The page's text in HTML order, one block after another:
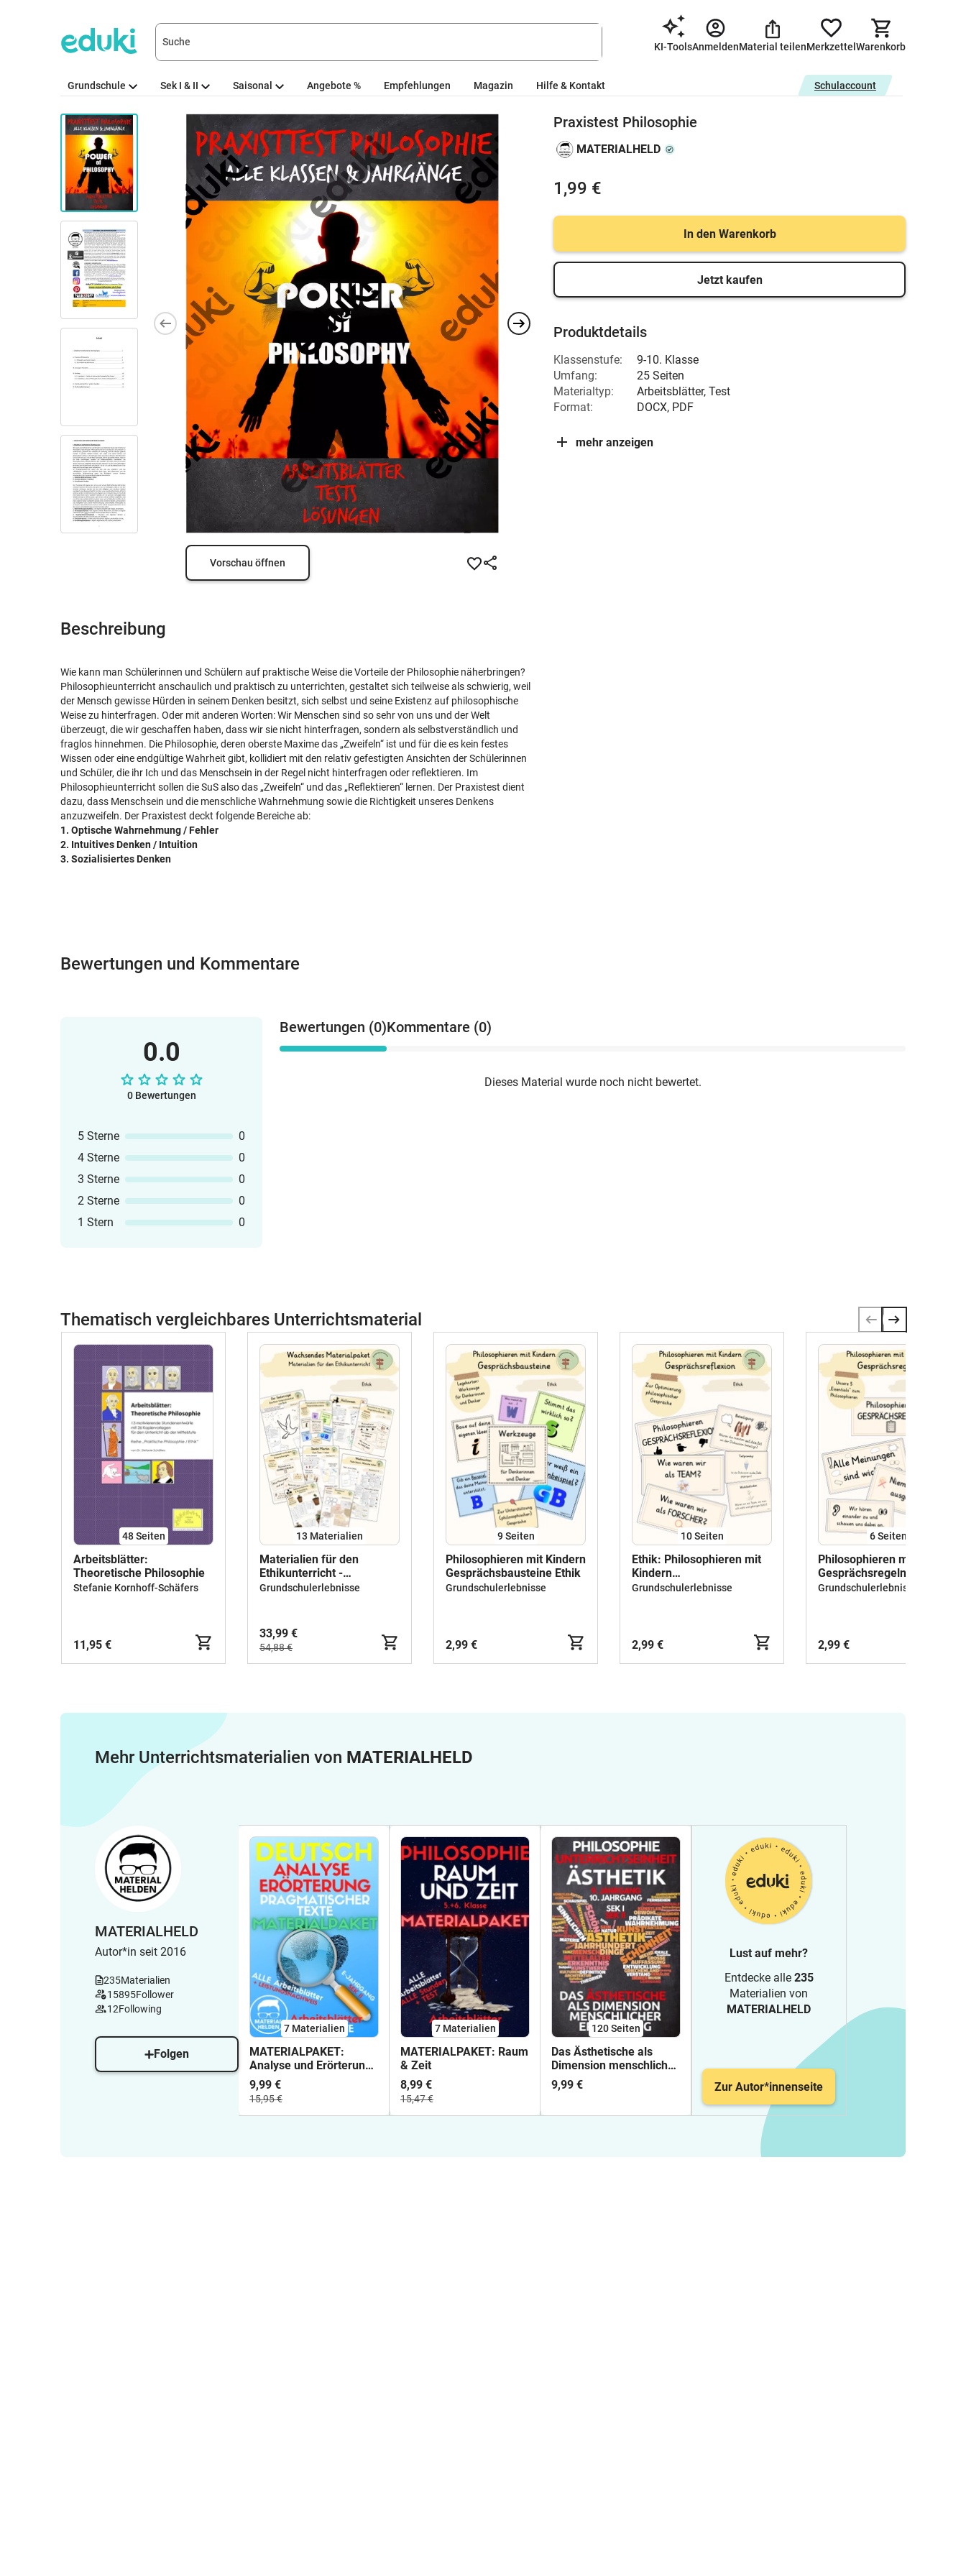
KI-ToolsAnmeldenMaterial teilenMerkzettel Warenkorb
Grundschule Sek I & II Saisonal Angebote % Empfehlungen Magazin Hilfe & Kontakt Schulaccount
Vorschau öffnen
Beschreibung
Wie kann man Schülerinnen und Schülern auf praktische Weise die Vorteile der Philosophie näherbringen?
Philosophieunterricht anschaulich und praktisch zu unterrichten, gestaltet sich teilweise als schwierig, weil
der Mensch gewisse Hürden in seinem Denken besitzt, sich selbst und seine Existenz auf philosophische
Weise zu hinterfragen. Oder mit anderen Worten: Wir Menschen sind so sehr von uns und der Welt
überzeugt, die wir geschaffen haben, dass wir sie nicht hinterfragen, sondern als selbstverständlich und
fraglos hinnehmen. Die Philosophie, deren oberste Maxime das „Zweifeln“ ist und für die es kein festes
Wissen oder eine endgültige Wahrheit gibt, kollidiert mit den relativ gefestigten Ansichten der Schülerinnen
und Schüler, die ihr Ich und das Menschsein in der Regel nicht hinterfragen oder reflektieren. Im
Philosophieunterricht sollen die SuS also das „Zweifeln“ und das „Reflektieren“ lernen. Der Praxistest dient
dazu, dass Menschsein und die menschliche Wahrnehmung sowie die Richtigkeit unseres Denkens
anzuzweifeln. Der Praxistest deckt folgende Bereiche ab:
1. Optische Wahrnehmung / Fehler
2. Intuitives Denken / Intuition
3. Sozialisiertes Denken
Praxistest Philosophie
MATERIALHELD
1,99 €
In den Warenkorb
Jetzt kaufen
Produktdetails
Klassenstufe:
9-10. Klasse
Umfang:
25 Seiten
Materialtyp:
Arbeitsblätter, Test
Format:
DOCX, PDF
mehr anzeigen
Bewertungen und Kommentare
0.0
0 Bewertungen
5 Sterne
0
4 Sterne
0
3 Sterne
0
2 Sterne
0
1 Stern
0
Bewertungen (0)Kommentare (0)
Dieses Material wurde noch nicht bewertet.
Thematisch vergleichbares Unterrichtsmaterial
48Seiten
Arbeitsblätter:
Theoretische Philosophie
Stefanie Kornhoff-Schäfers
11,95 €
13 Materialien
Materialien für den
Ethikunterricht -
Wachsendes
Grundschulerlebnisse
33,99 €
54,88 €
9Seiten
Philosophieren mit Kindern
Gesprächsbausteine Ethik
Grundschulerlebnisse
2,99 €
10Seiten
Ethik: Philosophieren mit
Kindern
Gesprächsreflexion
Grundschulerlebnisse
2,99 €
6Seiten
Philosophieren mit Kindern
Gesprächsregeln Ethik
Grundschulerlebnisse
2,99 €
Mehr Unterrichtsmaterialien von MATERIALHELD
MATERIALHELD
Autor*in seit 2016
235Materialien
15895Follower
12Following
Folgen
7 Materialien
MATERIALPAKET:
Analyse und Erörterung
pragmatischer Texte
9,99 €
15,95 €
7 Materialien
MATERIALPAKET: Raum
& Zeit
8,99 €
15,47 €
120Seiten
Das Ästhetische als
Dimension menschlicher
Erfahrung
9,99 €
Lust auf mehr?
Entdecke alle 235
Materialien von
MATERIALHELD
Zur Autor*innenseite